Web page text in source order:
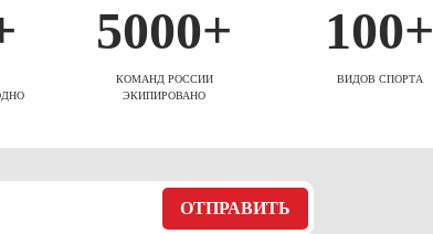
5000+
КОМАНД РОССИИ
ЭКИПИРОВАНО
100+
ВИДОВ СПОРТА
ОТПРАВИТЬ